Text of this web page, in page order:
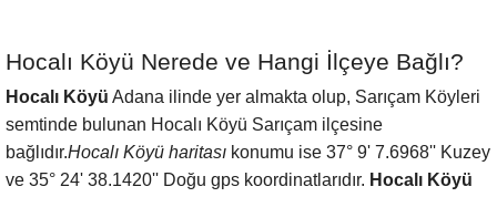
Hocalı Köyü Nerede ve Hangi İlçeye Bağlı?
Hocalı Köyü Adana ilinde yer almakta olup, Sarıçam Köyleri
semtinde bulunan Hocalı Köyü Sarıçam ilçesine
bağlıdır.Hocalı Köyü haritası konumu ise 37° 9' 7.6968'' Kuzey
ve 35° 24' 38.1420'' Doğu gps koordinatlarıdır. Hocalı Köyü